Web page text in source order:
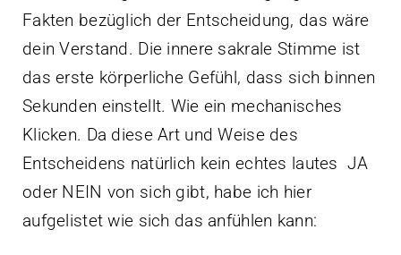
Fakten bezüglich der Entscheidung, das wäre
dein Verstand. Die innere sakrale Stimme ist
das erste körperliche Gefühl, dass sich binnen
Sekunden einstellt. Wie ein mechanisches
Klicken. Da diese Art und Weise des
Entscheidens natürlich kein echtes lautes JA
oder NEIN von sich gibt, habe ich hier
aufgelistet wie sich das anfühlen kann: